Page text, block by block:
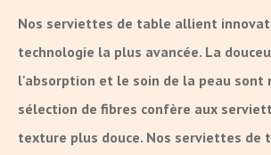
Nos serviettes de table allient
technologie la plus avancée. La
l'absorption et le soin de la peau sont
sélection de fibres confère aux
texture plus douce. Nos serviettes de